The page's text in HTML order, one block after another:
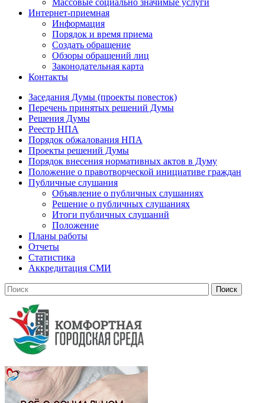
Массовые социально значимые услуги
Интернет-приемная
Информация
Порядок и время приема
Создать обращение
Обзоры обращений лиц
Законодательная карта
Контакты
Заседания Думы (проекты повесток)
Перечень принятых решений Думы
Решения Думы
Реестр НПА
Порядок обжалования НПА
Проекты решений Думы
Порядок внесения нормативных актов в Думу
Положение о правотворческой инициативе граждан
Публичные слушания
Объявление о публичных слушаниях
Решение о публичных слушаниях
Итоги публичных слушаний
Положение
Планы работы
Отчеты
Статистика
Аккредитация СМИ